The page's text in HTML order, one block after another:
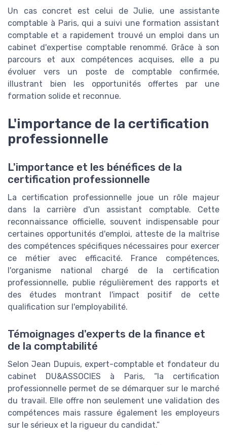
Un cas concret est celui de Julie, une assistante
comptable à Paris, qui a suivi une formation assistant
comptable et a rapidement trouvé un emploi dans un
cabinet d'expertise comptable renommé. Grâce à son
parcours et aux compétences acquises, elle a pu
évoluer vers un poste de comptable confirmée,
illustrant bien les opportunités offertes par une
formation solide et reconnue.
L'importance de la certification
professionnelle
L'importance et les bénéfices de la
certification professionnelle
La certification professionnelle joue un rôle majeur
dans la carrière d'un assistant comptable. Cette
reconnaissance officielle, souvent indispensable pour
certaines opportunités d'emploi, atteste de la maîtrise
des compétences spécifiques nécessaires pour exercer
ce métier avec efficacité. France compétences,
l'organisme national chargé de la certification
professionnelle, publie régulièrement des rapports et
des études montrant l'impact positif de cette
qualification sur l'employabilité.
Témoignages d'experts de la finance et
de la comptabilité
Selon Jean Dupuis, expert-comptable et fondateur du
cabinet DU&ASSOCIES à Paris, “la certification
professionnelle permet de se démarquer sur le marché
du travail. Elle offre non seulement une validation des
compétences mais rassure également les employeurs
sur le sérieux et la rigueur du candidat.”